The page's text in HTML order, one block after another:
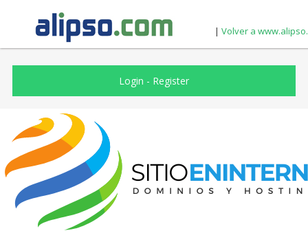
| Volver a
Login - Register